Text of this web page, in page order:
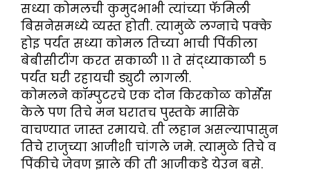
सध्या कोमलची कुमुदभाभी त्यांच्या फॅमिली
बिसनेसमध्ये व्यस्त होती. त्यामुळे लग्नाचे पक्के
होइ पर्यंत सध्या कोमल तिच्या भाची पिंकीला
बेबीसीटींग करत सकाळी ११ ते संद्ध्याकाळी ५
पर्यंत घरी रहायची ड्युटी लागली.
कोमलने कॉम्पुटरचे एक दोन किरकोळ कोर्सेस
केले पण तिचे मन घरातच पुस्तके मासिके
वाचण्यात जास्त रमायचे. ती लहान असल्यापासुन
तिचे राजुच्या आजीशी चांगले जमे. त्यामुळे तिचे व
पिंकीचे जेवण झाले की ती आजीकडे येउन बसे.